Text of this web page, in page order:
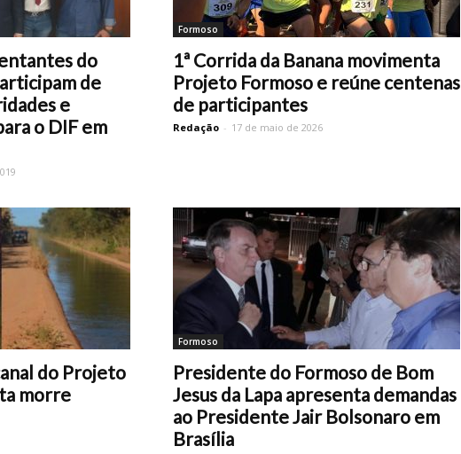
do
de
e
o DIF em
Formoso
1ª Corrida da Banana movimenta
Projeto Formoso e reúne centenas
de participantes
Redação - 17 de maio de 2026
do Projeto
morre
Formoso
Presidente do Formoso de Bom
Jesus da Lapa apresenta demandas
ao Presidente Jair Bolsonaro em
Brasília